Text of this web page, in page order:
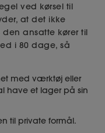
ved kørsel til
at det ikke
ansatte kører til
i 80 dage, så
med værktøj eller
have et lager på sin
til private formål.